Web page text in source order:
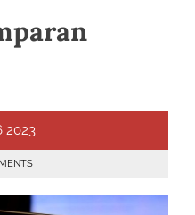
2023